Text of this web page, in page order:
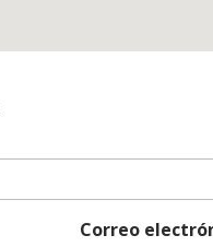
Correo